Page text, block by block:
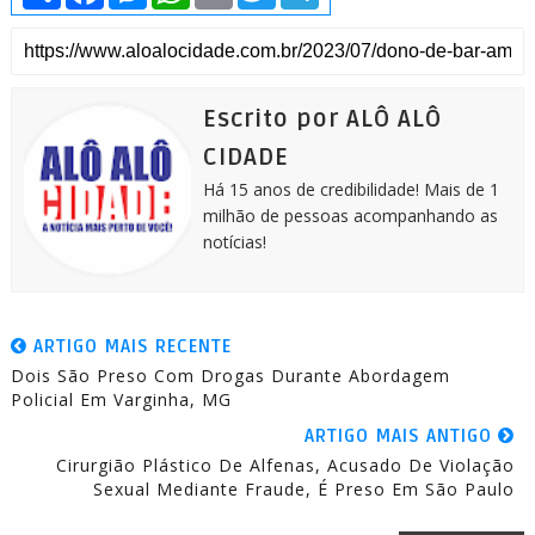
a
e
c
b
s
e
a
t
s
a
l
i
t
t
l
e
g
m
Escrito por ALÔ ALÔ
CIDADE
Há 15 anos de credibilidade! Mais de 1
milhão de pessoas acompanhando as
notícias!
ARTIGO MAIS RECENTE
Dois São Preso Com Drogas Durante Abordagem
Policial Em Varginha, MG
ARTIGO MAIS ANTIGO
Cirurgião Plástico De Alfenas, Acusado De Violação
Sexual Mediante Fraude, É Preso Em São Paulo